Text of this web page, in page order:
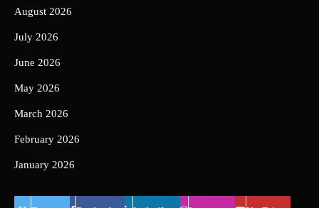
August 2026
July 2026
June 2026
May 2026
March 2026
February 2026
January 2026